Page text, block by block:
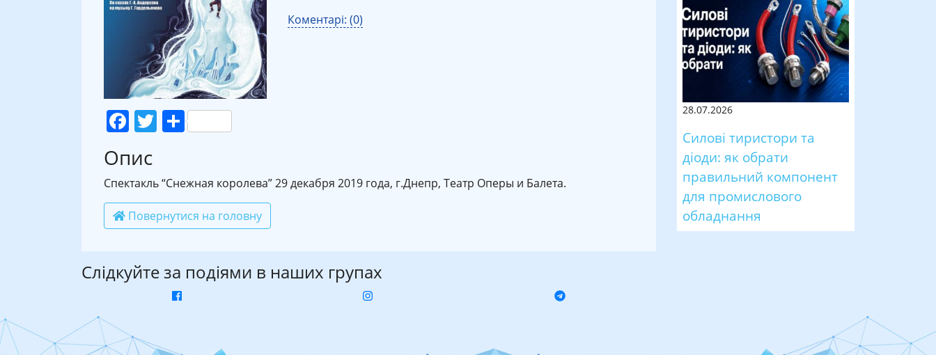
Facebook
Twitter
Поділитися
Коментарі: (0)
Опис
Спектакль “Снежная королева” 29 декабря 2019 года, г.Днепр, Театр Оперы и Балета.
Повернутися на головну
Слідкуйте за подіями в наших групах
28.07.2026
Силові тиристори та
діоди: як обрати
правильний компонент
для промислового
обладнання